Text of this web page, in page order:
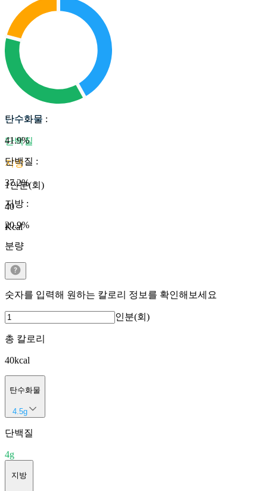
탄수화물
단백질
지방
1인분(회)
40
Kcal
탄수화물 :
41.9%
단백질 :
37.2%
지방 :
20.9%
분량
숫자를 입력해 원하는 칼로리 정보를 확인해보세요
인분(회)
총 칼로리
40kcal
탄수화물
4.5g
단백질
4g
지방